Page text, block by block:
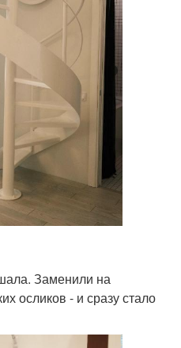
Заменили на
осликов - и сразу стало